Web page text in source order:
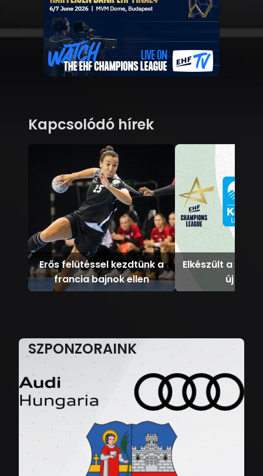
Kapcsolódó hírek
Erős felütéssel kezdtünk a
francia bajnok ellen
Elkészült a
új
SZPONZORAINK